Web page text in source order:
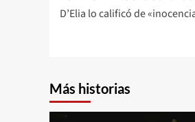
D’Elia lo calificó de
Más historias